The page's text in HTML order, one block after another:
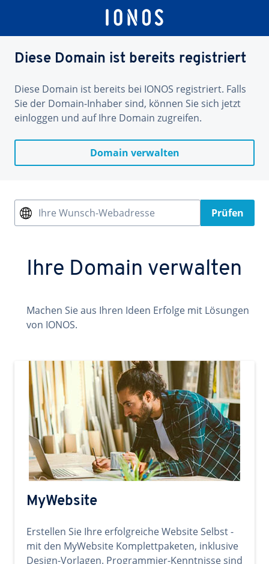
Diese Domain ist bereits registriert
Diese Domain ist bereits bei IONOS registriert. Falls
Sie der Domain-Inhaber sind, können Sie sich jetzt
einloggen und auf Ihre Domain zugreifen.
Domain verwalten
Ihre Wunsch-Webadresse Prüfen
Ihre Domain verwalten
Machen Sie aus Ihren Ideen Erfolge mit Lösungen
von IONOS.
MyWebsite
Erstellen Sie Ihre erfolgreiche Website Selbst -
mit den MyWebsite Komplettpaketen, inklusive
Design-Vorlagen. Programmier-Kenntnisse sind